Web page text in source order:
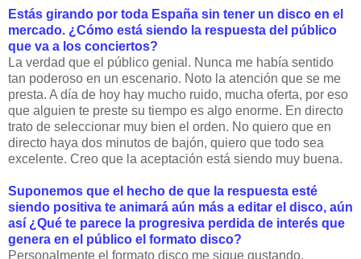
Estás girando por toda España sin tener un disco en el
mercado. ¿Cómo está siendo la respuesta del público
que va a los conciertos?
La verdad que el público genial. Nunca me había sentido
tan poderoso en un escenario. Noto la atención que se me
presta. A día de hoy hay mucho ruido, mucha oferta, por eso
que alguien te preste su tiempo es algo enorme. En directo
trato de seleccionar muy bien el orden. No quiero que en
directo haya dos minutos de bajón, quiero que todo sea
excelente. Creo que la aceptación está siendo muy buena.
Suponemos que el hecho de que la respuesta esté
siendo positiva te animará aún más a editar el disco, aún
así ¿Qué te parece la progresiva perdida de interés que
genera en el público el formato disco?
Personalmente el formato disco me sigue gustando.